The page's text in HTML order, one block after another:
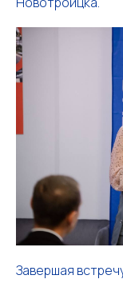
Завершая
+7 903 360 05 52